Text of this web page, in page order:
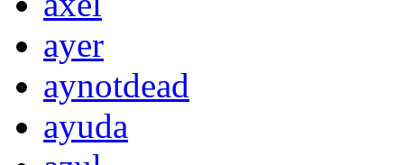
ayer
aynotdead
ayuda